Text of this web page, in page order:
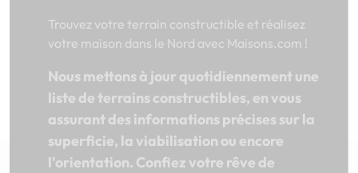
Trouvez votre terrain constructible et réalisez
votre maison dans le Nord avec Maisons.com !
Nous mettons à jour quotidiennement une
liste de terrains constructibles, en vous
assurant des informations précises sur la
superficie, la viabilisation ou encore
l'orientation. Confiez votre rêve de